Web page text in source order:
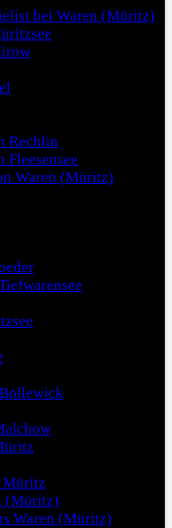
bei Waren (Müritz)
Rechlin
Waren (Müritz)
Müritz
(Müritz)
Waren (Müritz)